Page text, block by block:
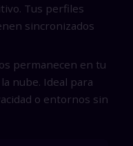
Tus perfiles
sincronizados
permanecen en tu
nube. Ideal para
o entornos sin